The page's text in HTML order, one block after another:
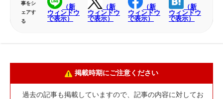
事をシ
ェアす
る
（新
ウィンドウ
で表示）
（新
ウィンドウ
で表示）
（新
ウィンドウ
で表示）
（新
ウィンドウ
で表示）
掲載時期にご注意ください
過去の記事も掲載していますので、記事の内容に対してお